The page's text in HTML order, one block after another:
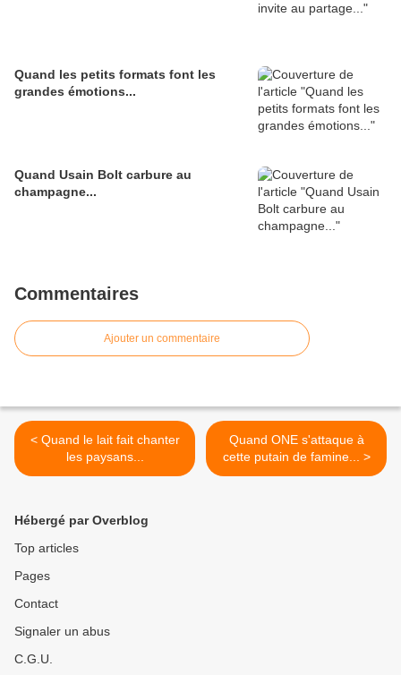
Quand les petits formats font les
grandes émotions...
Quand Usain Bolt carbure au
champagne...
Commentaires
Ajouter un commentaire
< Quand le lait fait chanter
les paysans...
Quand ONE s'attaque à
cette putain de famine... >
Hébergé par Overblog
Top articles
Pages
Contact
Signaler un abus
C.G.U.